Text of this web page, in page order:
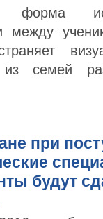
форма
между
семей
при
будут